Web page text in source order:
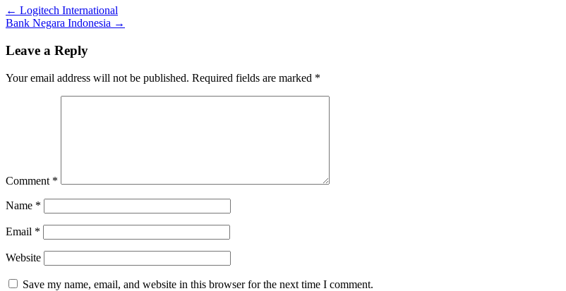
Post
navigation
← Logitech International
Bank Negara Indonesia →
Leave a Reply
Your email address will not be published. Required fields are marked *
Comment *
Name *
Email *
Website
Save my name, email, and website in this browser for the next time I comment.